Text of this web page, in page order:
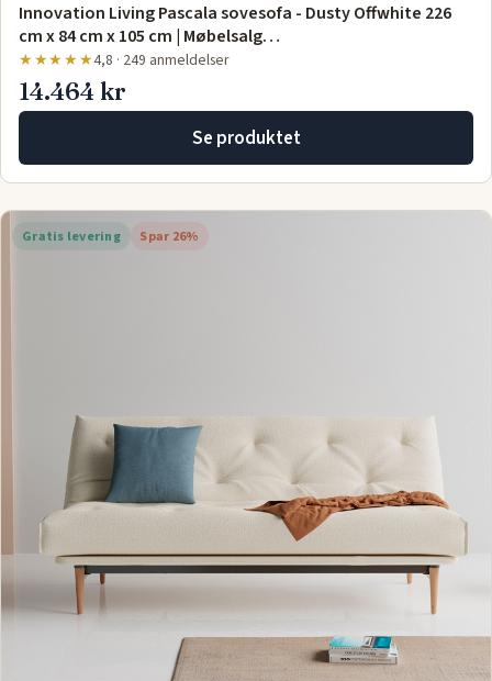
Innovation Living Pascala sovesofa - Dusty Offwhite 226
cm x 84 cm x 105 cm | Møbelsalg…
★★★★★4,8 · 249 anmeldelser
14.464 kr
Se produktet
Gratis levering Spar 26%